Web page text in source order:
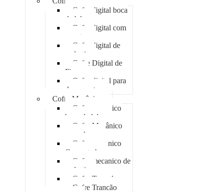
Cofre digital boca
de lobo
Cofre digital com
gavetas
Cofre digital de
embutir
Cofre Digital de
Fixar
Cofre digital para
documentos
Cofre Mecânico
Cofre mecanico
boca de lobo
Cofre Mecânico
com chave
Cofre mecanico
Concretado
Cofre mecanico de
embutir
Cofre Tomada
Cofre Trancão